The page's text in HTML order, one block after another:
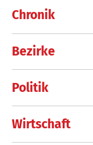
Chronik
Bezirke
Politik
Wirtschaft